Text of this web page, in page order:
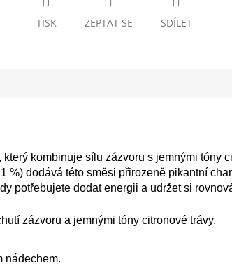
TISK ZEPTAT SE SDÍLET
kombinuje sílu zázvoru s jemnými tóny
%) dodává této směsi přirozeně pikantní
potřebujete dodat energii a udržet si
zázvoru a jemnými tóny citronové trávy,
nádechem.